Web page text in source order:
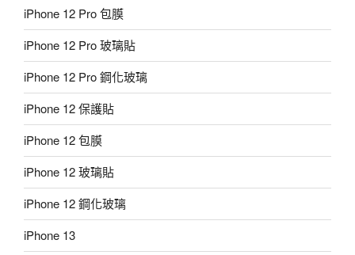
iPhone 12 Pro 包膜
iPhone 12 Pro 玻璃貼
iPhone 12 Pro 鋼化玻璃
iPhone 12 保護貼
iPhone 12 包膜
iPhone 12 玻璃貼
iPhone 12 鋼化玻璃
iPhone 13